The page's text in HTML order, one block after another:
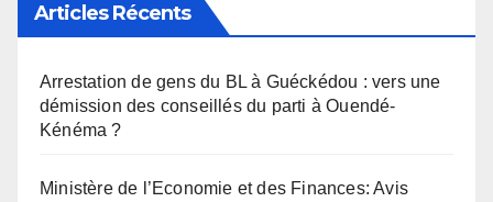
Articles Récents
Arrestation de gens du BL à Guéckédou : vers une
démission des conseillés du parti à Ouendé-
Kénéma ?
Ministère de l’Economie et des Finances: Avis